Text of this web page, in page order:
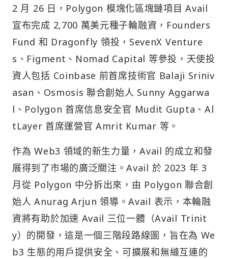
2 月 26 日，Polygon 模塊化區塊鏈項目 Avail
宣布完成 2,700 萬美元種子輪融資，Founders
Fund 和 Dragonfly 領投，SevenX Venture
s、Figment、Nomad Capital 等參投，天使投
資人包括 Coinbase 前首席技術官 Balaji Sriniv
asan、Osmosis 聯合創始人 Sunny Aggarwa
l、Polygon 首席信息安全官 Mudit Gupta、Al
tLayer 首席運營官 Amrit Kumar 等。
作為 Web3 領域的新生力量，Avail 的成立和發
展得到了市場的廣泛關注。Avail 於 2023 年 3
月從 Polygon 中分拆出來，由 Polygon 聯合創
始人 Anurag Arjun 領導。Avail 表示，本輪融
資將有助於加速 Avail 三位一體（Avail Trinit
y）的開發，這是一個三階段路線圖，旨在為 We
b3 生態的用戶提供安全、可擴展和無縫互連的